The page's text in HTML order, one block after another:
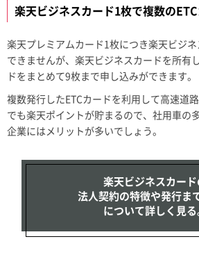
楽天ビジネスカード1枚で複数の
楽天プレミアムカード1枚につき楽天ビジ
できませんが、楽天ビジネスカードを所有
ドをまとめて9枚まで申し込みができます。
複数発行したETCカードを利用して高速道
でも楽天ポイントが貯まるので、社用車の
企業にはメリットが多いでしょう。
楽天ビジネスカード
法人契約の特徴や発行ま
について詳しく見る